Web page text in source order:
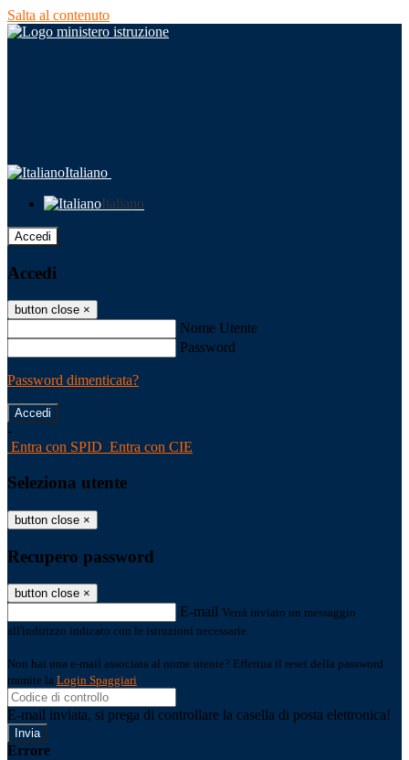
Salta al contenuto
Italiano
Italiano
Accedi
Accedi
button close ×
Nome Utente
Password
Password dimenticata?
-
Entra con SPID Entra con CIE
Seleziona utente
button close ×
Recupero password
button close ×
E-mail Verrà inviato un messaggio
all'indirizzo indicato con le istruzioni necessarie.
Non hai una e-mail associata al nome utente? Effettua il reset della password
tramite la Login Spaggiari
E-mail inviata, si prega di controllare la casella di posta elettronica!
Errore